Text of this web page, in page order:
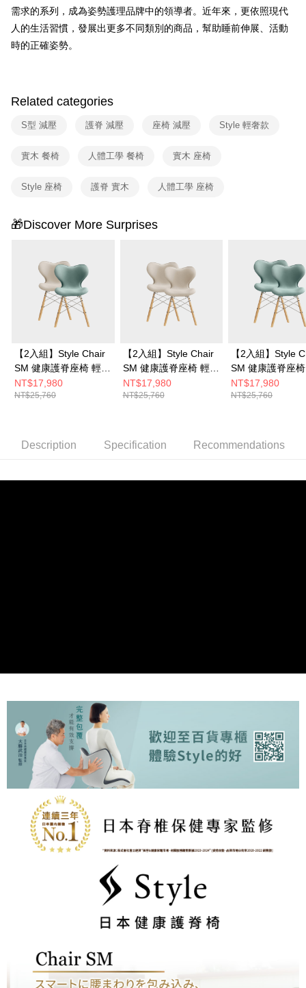
需求的系列，成為姿勢護理品牌中的領導者。近年來，更依照現代
人的生活習慣，發展出更多不同類別的商品，幫助睡前伸展、活動
時的正確姿勢。
Related categories
S型 減壓 護脊 減壓 座椅 減壓 Style 輕奢款
實木 餐椅 人體工學 餐椅 實木 座椅
Style 座椅 護脊 實木 人體工學 座椅
🎁Discover More Surprises
【2入組】Style Chair
SM 健康護脊座椅 輕奢
款 (奶油白+森林綠) 兩
入
NT$17,980
NT$25,760
【2入組】Style Chair
SM 健康護脊座椅 輕奢
款 (奶油白+奶油白) 兩
入
NT$17,980
NT$25,760
【2入組】Style
SM 健康護脊座
款 (森林綠+森林
入
NT$17,980
NT$25,760
Description Specification Recommendations